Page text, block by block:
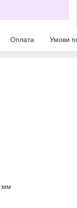
Оплата Умови
мм